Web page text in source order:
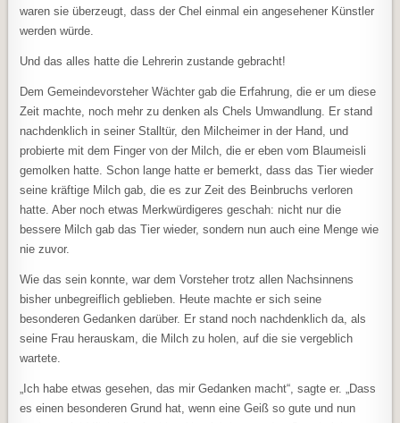
waren sie überzeugt, dass der Chel einmal ein angesehener Künstler
werden würde.
Und das alles hatte die Lehrerin zustande gebracht!
Dem Gemeindevorsteher Wächter gab die Erfahrung, die er um diese
Zeit machte, noch mehr zu denken als Chels Umwandlung. Er stand
nachdenklich in seiner Stalltür, den Milcheimer in der Hand, und
probierte mit dem Finger von der Milch, die er eben vom Blaumeisli
gemolken hatte. Schon lange hatte er bemerkt, dass das Tier wieder
seine kräftige Milch gab, die es zur Zeit des Beinbruchs verloren
hatte. Aber noch etwas Merkwürdigeres geschah: nicht nur die
bessere Milch gab das Tier wieder, sondern nun auch eine Menge wie
nie zuvor.
Wie das sein konnte, war dem Vorsteher trotz allen Nachsinnens
bisher unbegreiflich geblieben. Heute machte er sich seine
besonderen Gedanken darüber. Er stand noch nachdenklich da, als
seine Frau herauskam, die Milch zu holen, auf die sie vergeblich
wartete.
„Ich habe etwas gesehen, das mir Gedanken macht“, sagte er. „Dass
es einen besonderen Grund hat, wenn eine Geiß so gute und nun